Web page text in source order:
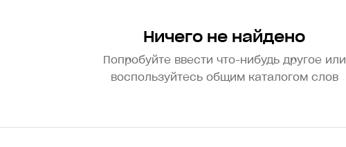
Ничего не найдено
Попробуйте ввести что-нибудь другое или
воспользуйтесь общим каталогом слов